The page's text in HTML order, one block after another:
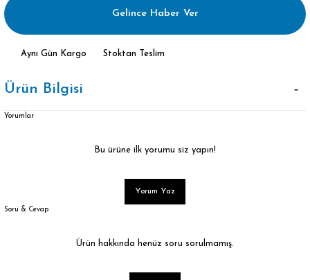
Gelince Haber Ver
Aynı Gün Kargo Stoktan Teslim
Ürün Bilgisi
Yorumlar
Bu ürüne ilk yorumu siz yapın!
Yorum Yaz
Soru & Cevap
Ürün hakkında henüz soru sorulmamış.